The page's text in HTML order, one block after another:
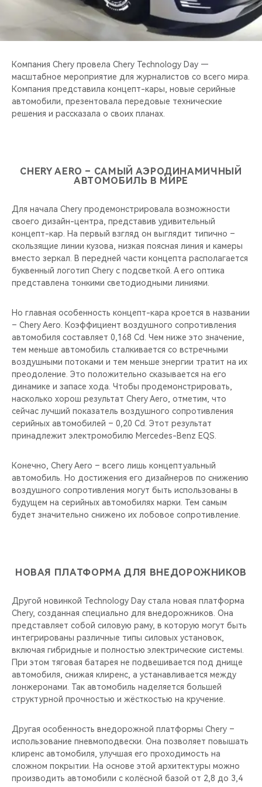
CHERY И СПОРТ
НАШИ МЕРОПРИЯТИЯ
ВИДЕООБЗОРЫ
CHERY ДЛЯ ДЕТЕЙ
Компания Chery провела Chery Technology Day —
масштабное мероприятие для журналистов со всего мира.
Компания представила концепт-кары, новые серийные
автомобили, презентовала передовые технические
решения и рассказала о своих планах.
CHERY AERO – САМЫЙ АЭРОДИНАМИЧНЫЙ
АВТОМОБИЛЬ В МИРЕ
Для начала Chery продемонстрировала возможности
своего дизайн-центра, представив удивительный
концепт-кар. На первый взгляд он выглядит типично –
скользящие линии кузова, низкая поясная линия и камеры
вместо зеркал. В передней части концепта располагается
буквенный логотип Chery с подсветкой. А его оптика
представлена тонкими светодиодными линиями.
Но главная особенность концепт-кара кроется в названии
– Chery Aero. Коэффициент воздушного сопротивления
автомобиля составляет 0,168 Cd. Чем ниже это значение,
тем меньше автомобиль сталкивается со встречными
воздушными потоками и тем меньше энергии тратит на их
преодоление. Это положительно сказывается на его
динамике и запасе хода. Чтобы продемонстрировать,
насколько хорош результат Chery Aero, отметим, что
сейчас лучший показатель воздушного сопротивления
серийных автомобилей – 0,20 Cd. Этот результат
принадлежит электромобилю Mercedes-Benz EQS.
Конечно, Chery Aero – всего лишь концептуальный
автомобиль. Но достижения его дизайнеров по снижению
воздушного сопротивления могут быть использованы в
будущем на серийных автомобилях марки. Тем самым
будет значительно снижено их лобовое сопротивление.
НОВАЯ ПЛАТФОРМА ДЛЯ ВНЕДОРОЖНИКОВ
Другой новинкой Technology Day стала новая платформа
Chery, созданная специально для внедорожников. Она
представляет собой силовую раму, в которую могут быть
интегрированы различные типы силовых установок,
включая гибридные и полностью электрические системы.
При этом тяговая батарея не подвешивается под днище
автомобиля, снижая клиренс, а устанавливается между
лонжеронами. Так автомобиль наделяется большей
структурной прочностью и жёсткостью на кручение.
Другая особенность внедорожной платформы Chery –
использование пневмоподвески. Она позволяет повышать
клиренс автомобиля, улучшая его проходимость на
сложном покрытии. На основе этой архитектуры можно
производить автомобили с колёсной базой от 2,8 до 3,4